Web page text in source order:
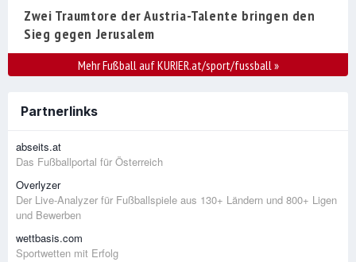
Zwei Traumtore der Austria-Talente bringen den
Sieg gegen Jerusalem
Mehr Fußball auf KURIER.at/sport/fussball»
Partnerlinks
abseits.at
Das Fußballportal für Österreich
Overlyzer
Der Live-Analyzer für Fußballspiele aus 130+ Ländern und 800+ Ligen
und Bewerben
wettbasis.com
Sportwetten mit Erfolg